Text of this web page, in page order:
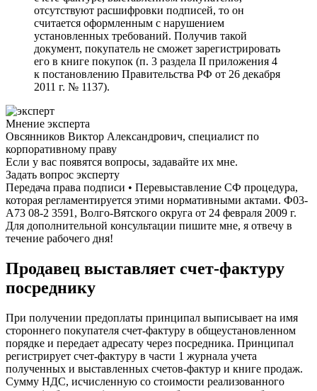
отсутствуют расшифровки подписей, то он
считается оформленным с нарушением
установленных требований. Получив такой
документ, покупатель не сможет зарегистрировать
его в книге покупок (п. 3 раздела II приложения 4
к постановлению Правительства РФ от 26 декабря
2011 г. № 1137).
Мнение эксперта
Овсянников Виктор Александрович, специалист по
корпоративному праву
Если у вас появятся вопросы, задавайте их мне.
Задать вопрос эксперту
Передача права подписи • Перевыставление СФ процедура,
которая регламентируется этими нормативными актами. Ф03-
А73 08-2 3591, Волго-Вятского округа от 24 февраля 2009 г.
Для дополнительной консультации пишите мне, я отвечу в
течение рабочего дня!
Продавец выставляет счет-фактуру
посреднику
При получении предоплаты принципал выписывает на имя
стороннего покупателя счет-фактуру в общеустановленном
порядке и передает адресату через посредника. Принципал
регистрирует счет-фактуру в части 1 журнала учета
полученных и выставленных счетов-фактур и книге продаж.
Сумму НДС, исчисленную со стоимости реализованного